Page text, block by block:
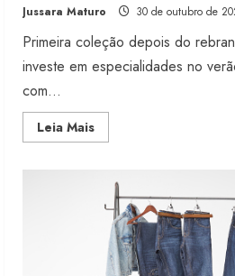
Jussara Maturo 30 de outubro de
Primeira coleção depois do
investe em especialidades no
com...
Leia MaisRead
more
investe
especialidades
no
verão